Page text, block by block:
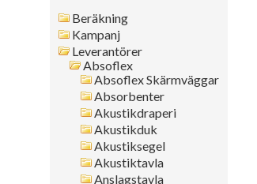
Fritext
Artikelnr
Namn
Leverantör
Format
Tjocklek
Artikelgrupp
Beräkning
Kampanj
Leverantörer
Absoflex
Absoflex Skärmväggar
Absorbenter
Akustikdraperi
Akustikduk
Akustiksegel
Akustiktavla
Anslagstavla